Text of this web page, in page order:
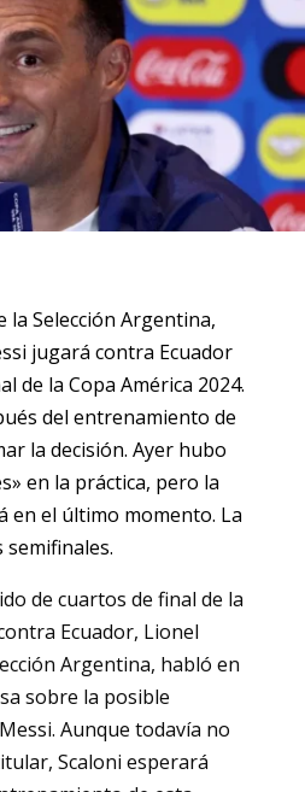
la Selección Argentina,
jugará contra Ecuador
de la Copa América 2024.
del entrenamiento de
la decisión. Ayer hubo
en la práctica, pero la
en el último momento. La
semifinales.
de cuartos de final de la
Ecuador, Lionel
Argentina, habló en
sobre la posible
Aunque todavía no
Scaloni esperará